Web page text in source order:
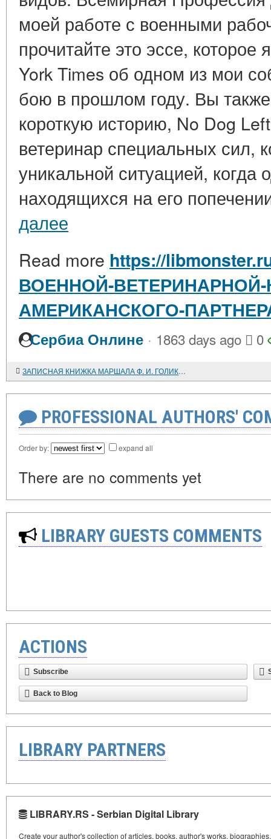
моей работе с военными
прочитайте это эссе,
York Times об одном из мои
бою в прошлом году. Вы
короткую историю, No Dog
ветеринар специальных сил,
уникальной ситуацией, когда
находящихся на его
далее
Read more https://
ВОЕННОЙ-ВЕТЕРИНАРНОЙ-
АМЕРИКАНСКОГО-
Сербиа Онлине · 1863 days ago 0
ЗАПИСНАЯ КНИЖКА МАРШАЛА Ф. И. ГОЛИКОВА. СОВЕТСКАЯ ВОЕННАЯ МИССИЯ В АНГЛИИ И США В 1941 ГОДУ
PROFESSIONAL AUTHORS'
Order by: expand all
There are no comments yet
LIBRARY GUESTS COMMENTS
ACTIONS
Subscribe
Back to Blog
LIBRARY PARTNERS
LIBRARY.RS - Serbian Digital Library
Create your author's collection of articles, books, author's works,